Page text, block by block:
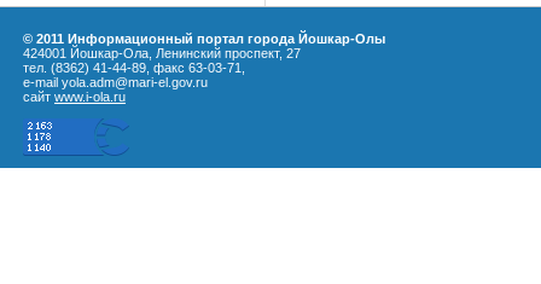
© 2011 Информационный портал города Йошкар-Олы
424001 Йошкар-Ола, Ленинский проспект, 27
тел. (8362) 41-44-89, факс 63-03-71,
e-mail yola.adm@mari-el.gov.ru
сайт www.i-ola.ru